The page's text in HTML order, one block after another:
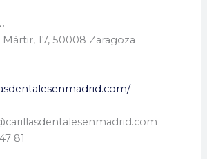
17, 50008 Zaragoza
81